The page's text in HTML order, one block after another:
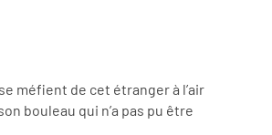
méfient de cet étranger à l’air
bouleau qui n’a pas pu être